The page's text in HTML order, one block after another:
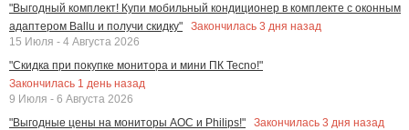
"Выгодный комплект! Купи мобильный кондиционер в комплекте с оконным
адаптером Ballu и получи скидку"
Закончилась 3 дня назад
15 Июля - 4 Августа 2026
"Скидка при покупке монитора и мини ПК Tecno!"
Закончилась 1 день назад
9 Июля - 6 Августа 2026
"Выгодные цены на мониторы AOC и Philips!"
Закончилась 3 дня назад